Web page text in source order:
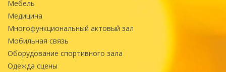
Мебель
Медицина
Многофункциональный актовый зал
Мобильная связь
Оборудование спортивного зала
Одежда сцены